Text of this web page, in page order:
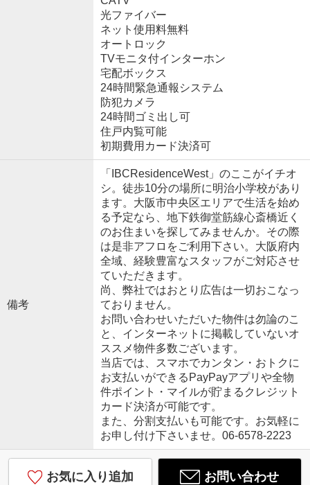
光ファイバー
ネット使用料無料
オートロック
TVモニタ付インターホン
宅配ボックス
24時間緊急通報システム
防犯カメラ
24時間ゴミ出し可
住戸内覧可能
初期費用カード決済可
備考
「IBCResidenceWest」のここがイチオ
シ。徒歩10分の場所に明治小学校があり
ます。大阪市中央区エリアで生活を始め
る予定なら、地下鉄御堂筋線心斎橋近く
のお住まいを探してみませんか。その際
は是非アフロをご利用下さい。大阪府内
全域、経験豊富なスタッフがご対応させ
ていただきます。
尚、弊社ではおとり広告は一切おこなっ
ておりません。
お問い合わせいただいた物件は勿論のこ
と、インターネットに掲載していないオ
ススメ物件多数ございます。
当店では、スマホでカンタン・おトクに
お支払いができるPayPayアプリや全物
件ポイント・マイルが貯まるクレジット
カード決済が可能です。
また、分割支払いも可能です。お気軽に
お申し付け下さいませ。06-6578-2223
お気に入り追加 お問い合わせ